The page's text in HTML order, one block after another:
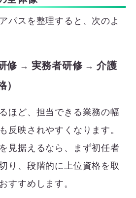
パスを整理すると、次のよ
修 → 実務者研修→介護
ほど、担当できる業務の幅
反映されやすくなります。
見据えるなら、まず初任者
り、段階的に上位資格を取
すすめします。